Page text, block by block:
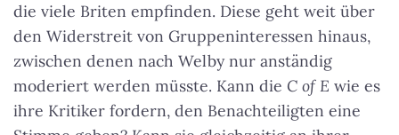
die viele Briten empfinden. Diese geht weit über
den Widerstreit von Gruppeninteressen hinaus,
zwischen denen nach Welby nur anständig
moderiert werden müsste. Kann die C of E wie es
ihre Kritiker fordern, den Benachteiligten eine